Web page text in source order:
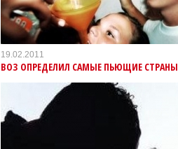
19.02.2011
ВОЗ ОПРЕДЕЛИЛ САМЫЕ ПЬЮЩИЕ СТРАНЫ